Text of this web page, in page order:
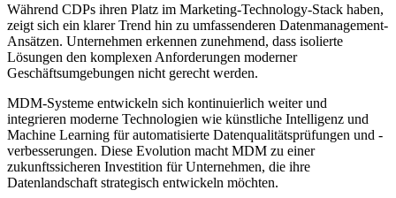
Während CDPs ihren Platz im Marketing-Technology-Stack haben,
zeigt sich ein klarer Trend hin zu umfassenderen Datenmanagement-
Ansätzen. Unternehmen erkennen zunehmend, dass isolierte
Lösungen den komplexen Anforderungen moderner
Geschäftsumgebungen nicht gerecht werden.
MDM-Systeme entwickeln sich kontinuierlich weiter und
integrieren moderne Technologien wie künstliche Intelligenz und
Machine Learning für automatisierte Datenqualitätsprüfungen und -
verbesserungen. Diese Evolution macht MDM zu einer
zukunftssicheren Investition für Unternehmen, die ihre
Datenlandschaft strategisch entwickeln möchten.